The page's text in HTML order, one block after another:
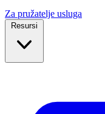
Za pružatelje usluga